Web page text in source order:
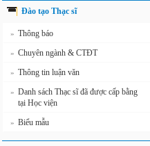
Đào tạo Thạc sĩ
» Thông báo
» Chuyên ngành & CTĐT
» Thông tin luận văn
» Danh sách Thạc sĩ đã được cấp bằng
tại Học viện
» Biểu mẫu